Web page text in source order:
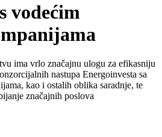
s vodećim
ima vrlo značajnu ulogu za efikasniju
nastupa Energoinvesta sa
kao i ostalih oblika saradnje, te
značajnih poslova